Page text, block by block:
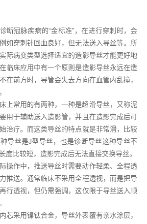
断冠脉疾病的“金标准”，在进行穿刺时，会
如穿刺针回血良好，但无法送入导丝等。所
际病变类型选择适宜的造影导丝才能更好地
临床应用中有一个原则是造影导丝永远在造
在前方时，导管会失去方向在血管内乱撞，
上常用的有两种，一种是超滑导丝，又称泥
用于辅助送入造影管，并且在造影完成后可
治疗。而这类导丝的特点就是非常滑，比较
导丝是J型导丝，也是诊断导丝这种导丝不
度比较短，造影完成后无法直接交换导丝。
操作中，推送导丝时需要动作轻柔、全程透
推送。通常临床不采用全程透视，而是把导
行透视，但仍需强调，这仅限于导丝送入顺
芯采用镍钛合金，导丝外表覆有亲水涂层，